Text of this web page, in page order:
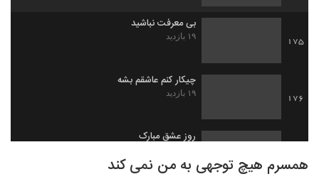
175
بی معرفت نباشید
۱۹ بازدید
176
چیکار کنم عاشقم بشه
۱۹ بازدید
روز عشق مبارک
همسرم هیچ توجهی به من نمی کند